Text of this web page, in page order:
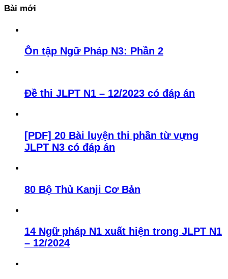
Bài mới
Ôn tập Ngữ Pháp N3: Phần 2
Đề thi JLPT N1 – 12/2023 có đáp án
[PDF] 20 Bài luyện thi phần từ vựng
JLPT N3 có đáp án
80 Bộ Thủ Kanji Cơ Bản
14 Ngữ pháp N1 xuất hiện trong JLPT N1
– 12/2024